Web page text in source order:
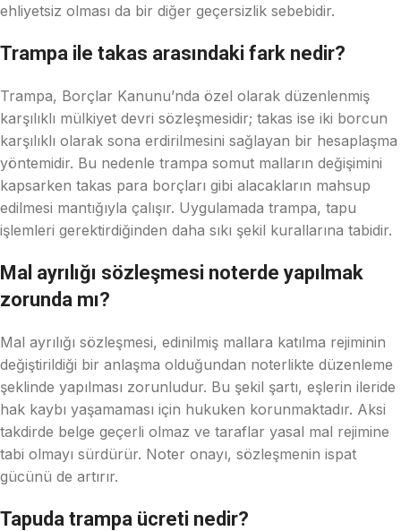
ehliyetsiz olması da bir diğer geçersizlik sebebidir.
Trampa ile takas arasındaki fark nedir?
Trampa, Borçlar Kanunu’nda özel olarak düzenlenmiş
karşılıklı mülkiyet devri sözleşmesidir; takas ise iki borcun
karşılıklı olarak sona erdirilmesini sağlayan bir hesaplaşma
yöntemidir. Bu nedenle trampa somut malların değişimini
kapsarken takas para borçları gibi alacakların mahsup
edilmesi mantığıyla çalışır. Uygulamada trampa, tapu
işlemleri gerektirdiğinden daha sıkı şekil kurallarına tabidir.
Mal ayrılığı sözleşmesi noterde yapılmak
zorunda mı?
Mal ayrılığı sözleşmesi, edinilmiş mallara katılma rejiminin
değiştirildiği bir anlaşma olduğundan noterlikte düzenleme
şeklinde yapılması zorunludur. Bu şekil şartı, eşlerin ileride
hak kaybı yaşamaması için hukuken korunmaktadır. Aksi
takdirde belge geçerli olmaz ve taraflar yasal mal rejimine
tabi olmayı sürdürür. Noter onayı, sözleşmenin ispat
gücünü de artırır.
Tapuda trampa ücreti nedir?